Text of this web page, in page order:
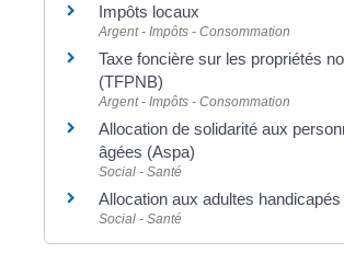
Impôts locaux
Argent - Impôts - Consommation
Taxe foncière sur les propriétés
(TFPNB)
Argent - Impôts - Consommation
Allocation de solidarité aux
âgées (Aspa)
Social - Santé
Allocation aux adultes
Social - Santé